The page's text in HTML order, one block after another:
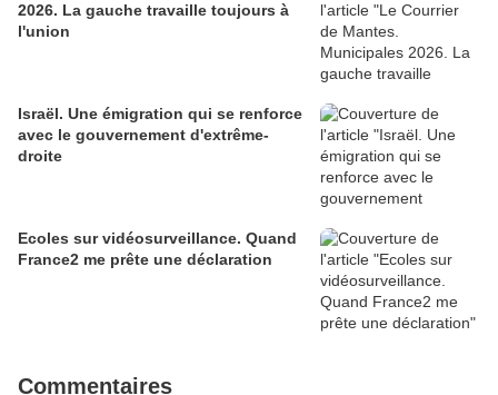
2026. La gauche travaille toujours à
l'union
Israël. Une émigration qui se renforce
avec le gouvernement d'extrême-
droite
Ecoles sur vidéosurveillance. Quand
France2 me prête une déclaration
Commentaires